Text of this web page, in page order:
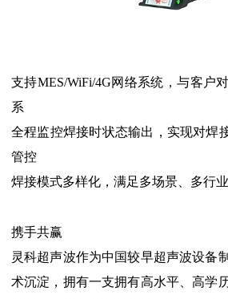
支持MES/WiFi/4G网络系统，与客户
系
全程监控焊接时状态输出，实现对焊
管控
焊接模式多样化，满足多场景、多行业
携手共赢
灵科超声波作为中国较早超声波设备
术沉淀，拥有一支拥有高水平、高学